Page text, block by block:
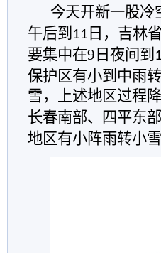
今天开新一股冷
午后到 11 日， 吉林
要集中在9 日夜间到
保护区有小到中雨
雪，上述地区过程
长春南部、四平东
地区有小阵雨转小